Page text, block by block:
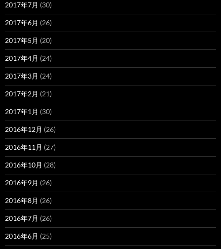
2017年7月 (30)
2017年6月 (26)
2017年5月 (20)
2017年4月 (24)
2017年3月 (24)
2017年2月 (21)
2017年1月 (30)
2016年12月 (26)
2016年11月 (27)
2016年10月 (28)
2016年9月 (26)
2016年8月 (26)
2016年7月 (26)
2016年6月 (25)